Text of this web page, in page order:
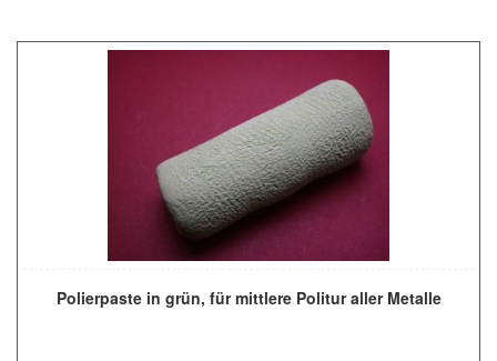
Polierpaste in grün, für mittlere Politur aller Metalle